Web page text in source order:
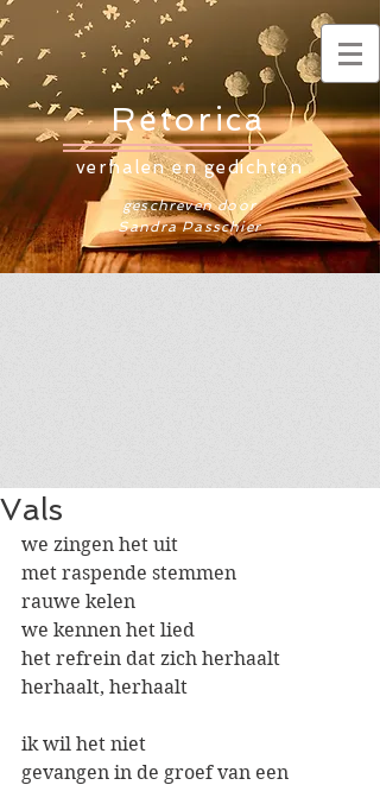
Retorica
verhalen en gedichten
geschreven door
Sandra Passchier
Vals
we zingen het uit
met raspende stemmen
rauwe kelen
we kennen het lied
het refrein dat zich herhaalt
herhaalt, herhaalt
ik wil het niet
gevangen in de groef van een